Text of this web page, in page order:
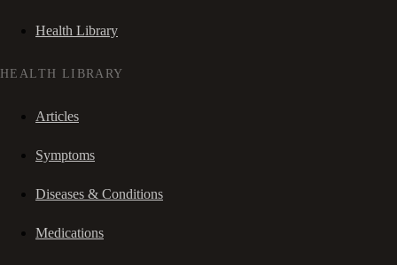
Health Library
HEALTH LIBRARY
Articles
Symptoms
Diseases & Conditions
Medications